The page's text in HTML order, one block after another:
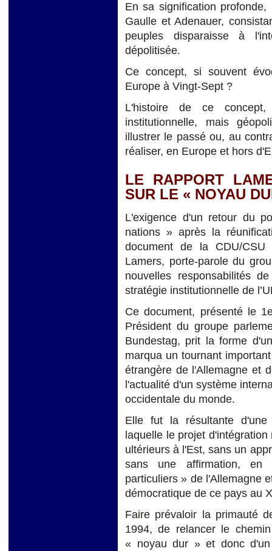
En sa signification
Gaulle et Adenauer,
peuples disparaisse à
dépolitisée.
Ce concept, si souvent
Europe à Vingt-Sept ?
L'histoire de ce
institutionnelle, mais
illustrer le passé ou, au
réaliser, en Europe et hors
LE RAPPORT
SUR LE « NOYAU
L'exigence d'un retour du
nations » après la
document de la CDU/
Lamers, porte-parole du
nouvelles responsabilités
stratégie institutionnelle de
Ce document, présenté le
Président du groupe
Bundestag, prit la forme
marqua un tournant
étrangère de l'Allemagne et
l'actualité d'un système
occidentale du monde.
Elle fut la résultante d'une
laquelle le projet
ultérieurs à l'Est, sans un
sans une affirmation,
particuliers » de l'Allemagne
démocratique de ce pays au
Faire prévaloir la primauté
1994, de relancer le
« noyau dur » et donc d'un